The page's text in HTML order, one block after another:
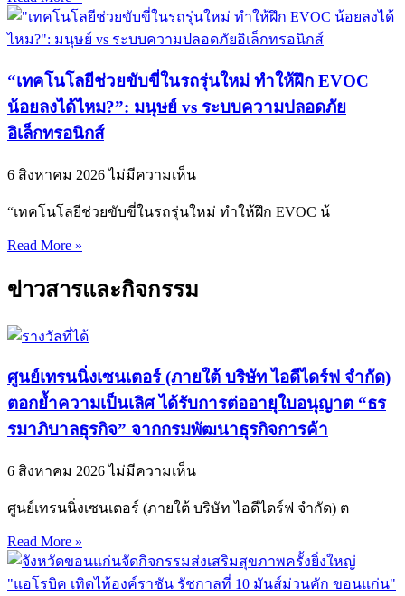
“เทคโนโลยีช่วยขับขี่ในรถรุ่นใหม่ ทำให้ฝึก EVOC
น้อยลงได้ไหม?”: มนุษย์ vs ระบบความปลอดภัย
อิเล็กทรอนิกส์
6 สิงหาคม 2026ไม่มีความเห็น
“เทคโนโลยีช่วยขับขี่ในรถรุ่นใหม่ ทำให้ฝึก EVOC น้
Read More »
ข่าวสารและกิจกรรม
ศูนย์เทรนนิ่งเซนเตอร์ (ภายใต้ บริษัท ไอดีไดร์ฟ จำกัด)
ตอกย้ำความเป็นเลิศ ได้รับการต่ออายุใบอนุญาต “ธร
รมาภิบาลธุรกิจ” จากกรมพัฒนาธุรกิจการค้า
6 สิงหาคม 2026ไม่มีความเห็น
ศูนย์เทรนนิ่งเซนเตอร์ (ภายใต้ บริษัท ไอดีไดร์ฟ จำกัด) ต
Read More »